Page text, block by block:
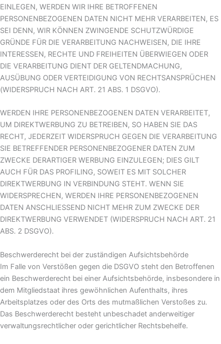
EINLEGEN, WERDEN WIR IHRE BETROFFENEN
PERSONENBEZOGENEN DATEN NICHT MEHR VERARBEITEN, ES
SEI DENN, WIR KÖNNEN ZWINGENDE SCHUTZWÜRDIGE
GRÜNDE FÜR DIE VERARBEITUNG NACHWEISEN, DIE IHRE
INTERESSEN, RECHTE UND FREIHEITEN ÜBERWIEGEN ODER
DIE VERARBEITUNG DIENT DER GELTENDMACHUNG,
AUSÜBUNG ODER VERTEIDIGUNG VON RECHTSANSPRÜCHEN
(WIDERSPRUCH NACH ART. 21 ABS. 1 DSGVO).
WERDEN IHRE PERSONENBEZOGENEN DATEN VERARBEITET,
UM DIREKTWERBUNG ZU BETREIBEN, SO HABEN SIE DAS
RECHT, JEDERZEIT WIDERSPRUCH GEGEN DIE VERARBEITUNG
SIE BETREFFENDER PERSONENBEZOGENER DATEN ZUM
ZWECKE DERARTIGER WERBUNG EINZULEGEN; DIES GILT
AUCH FÜR DAS PROFILING, SOWEIT ES MIT SOLCHER
DIREKTWERBUNG IN VERBINDUNG STEHT. WENN SIE
WIDERSPRECHEN, WERDEN IHRE PERSONENBEZOGENEN
DATEN ANSCHLIESSEND NICHT MEHR ZUM ZWECKE DER
DIREKTWERBUNG VERWENDET (WIDERSPRUCH NACH ART. 21
ABS. 2 DSGVO).
Beschwerde­recht bei der zuständigen Aufsichts­behörde
Im Falle von Verstößen gegen die DSGVO steht den Betroffenen
ein Beschwerderecht bei einer Aufsichtsbehörde, insbesondere in
dem Mitgliedstaat ihres gewöhnlichen Aufenthalts, ihres
Arbeitsplatzes oder des Orts des mutmaßlichen Verstoßes zu.
Das Beschwerderecht besteht unbeschadet anderweitiger
verwaltungsrechtlicher oder gerichtlicher Rechtsbehelfe.